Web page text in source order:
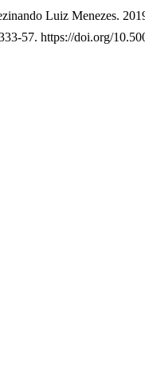
Luiz Menezes.
57. https://doi.org/